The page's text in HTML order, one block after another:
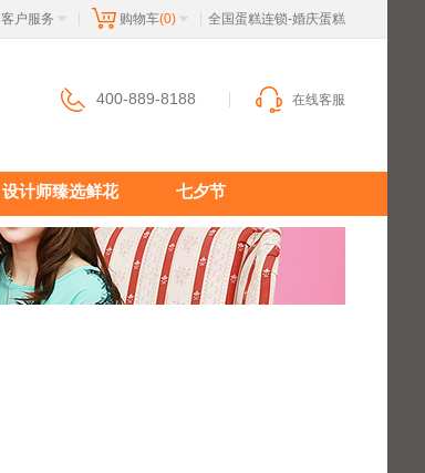
客户服务 购物车(0) 全国蛋糕连锁-婚庆蛋糕
400-889-8188 在线客服
设计师臻选鲜花 七夕节